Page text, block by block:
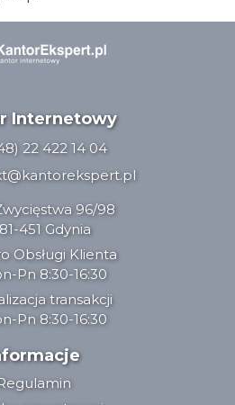
Internetowy
22 422 14 04
96/98
81-451 Gdynia
Obsługi Klienta
Pn 8:30-16:30
transakcji
Pn 8:30-16:30